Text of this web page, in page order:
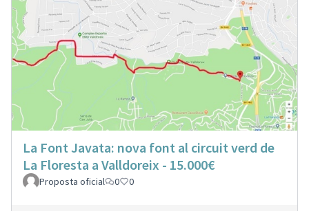
La Font Javata: nova font al circuit verd de
La Floresta a Valldoreix - 15.000€
Proposta oficial 0 0